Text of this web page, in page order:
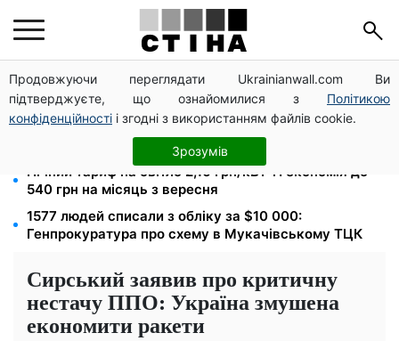
Продовжуючи переглядати Ukrainianwall.com Ви
підтверджуєте, що ознайомилися з Політикою
конфіденційності і згодні з використанням файлів cookie.
Зрозумів
Фейкові сайти сервісних центрів МВС: шахраї
виманюють гроші у водіїв перед виїздом за кордон
172 940 грн захистять житло від арешту за
комуналку: з жовтня поріг — 432 тисячі
Нічний тариф на світло 2,16 грн/кВт-г: економія до
540 грн на місяць з вересня
1577 людей списали з обліку за $10 000:
Генпрокуратура про схему в Мукачівському ТЦК
Сирський заявив про критичну
нестачу ППО: Україна змушена
економити ракети